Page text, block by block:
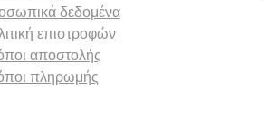
δεδομένα
επιστροφών
αποστολής
πληρωμής